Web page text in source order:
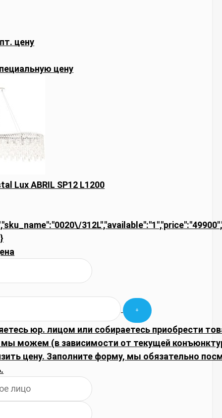
цену
цену
Lux ABRIL SP12 L1200
юр. лицом или собираетесь приобрести
мы можем (в зависимости от текущей
цену. Заполните форму, мы обязательно